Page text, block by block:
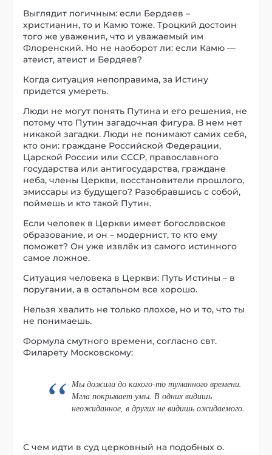
Выглядит логичным: если Бердяев –
христианин, то и Камю тоже. Троцкий достоин
того же уважения, что и уважаемый им
Флоренский. Но не наоборот ли: если Камю —
атеист, атеист и Бердяев?
Когда ситуация непоправима, за Истину
придется умереть.
Люди не могут понять Путина и его решения, не
потому что Путин загадочная фигура. В нем нет
никакой загадки. Люди не понимают самих себя,
кто они: граждане Российской Федерации,
Царской России или СССР, православного
государства или антигосударства, граждане
неба, члены Церкви, восстановители прошлого,
эмиссары из будущего? Разобравшись с собой,
поймешь и кто такой Путин.
Если человек в Церкви имеет богословское
образование, и он – модернист, то кто ему
поможет? Он уже извлёк из самого истинного
самое ложное.
Ситуация человека в Церкви: Путь Истины – в
поругании, а в остальном все хорошо.
Нельзя хвалить не только плохое, но и то, что ты
не понимаешь.
Формула смутного времени, согласно свт.
Филарету Московскому:
Мы дожили до какого-то туманного времени.
Мгла покрывает умы. В одних видишь
неожиданное, в других не видишь ожидаемого.
С чем идти в суд церковный на подобных о.